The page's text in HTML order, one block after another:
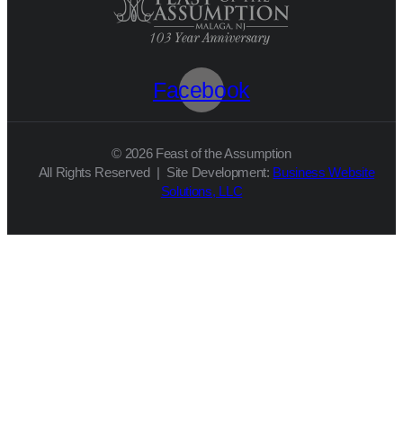
Facebook
© 2026 Feast of the Assumption
All Rights Reserved | Site Development: Business Website
Solutions, LLC